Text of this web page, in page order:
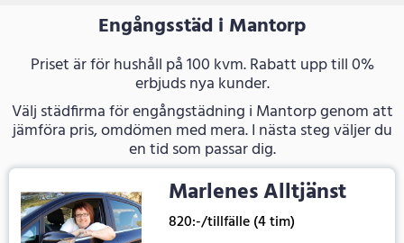
Engångsstäd i Mantorp
Priset är för hushåll på 100 kvm. Rabatt upp till 0%
erbjuds nya kunder.
Välj städfirma för engångstädning i Mantorp genom att
jämföra pris, omdömen med mera. I nästa steg väljer du
en tid som passar dig.
Marlenes Alltjänst
820:-/tillfälle (4 tim)